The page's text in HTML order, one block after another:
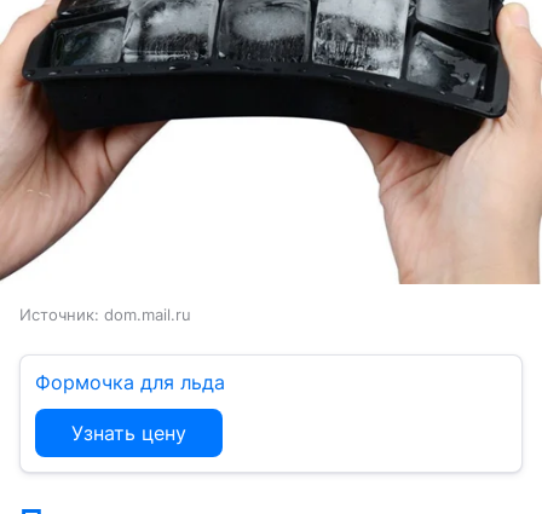
Источник: dom.mail.ru
Формочка для льда
Узнать цену